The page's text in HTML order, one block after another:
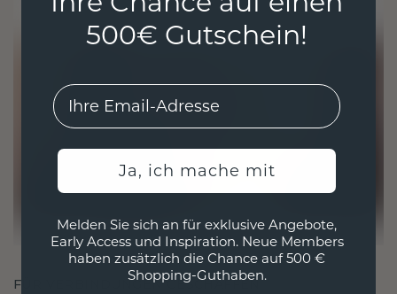
FÜR VERBINDUNGEN GESCHAFFEN
500€ Gutschein!
EMail
Ja, ich mache mit
Melden Sie sich an für exklusive Angebote,
Early Access und Inspiration. Neue Members
haben zusätzlich die Chance auf 500 €
Shopping-Guthaben.